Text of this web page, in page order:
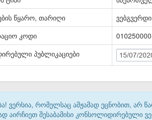
წყარო, თარიღი
კოდი
პუბლიკაციები
15/07/
ვერსია, რომელსაც ამჟამად ეცნობით, არ
აირჩიეთ შესაბამისი კონსოლიდირებული